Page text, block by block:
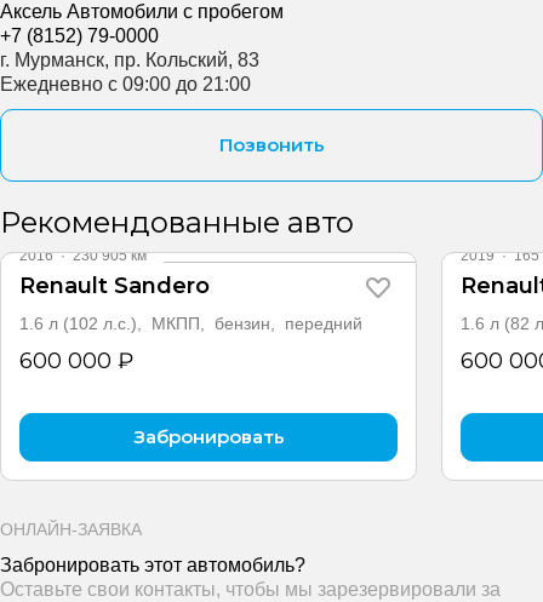
Аксель Автомобили с пробегом
+7 (8152) 79-0000
г. Мурманск, пр. Кольский, 83
Ежедневно с 09:00 до 21:00
Позвонить
Рекомендованные авто
2016·230 905 км
Renault Sandero
1.6 л (102 л.с.), МКПП, бензин, передний
600 000 ₽
Забронировать
2019·165
1.6 л (82
600
ОНЛАЙН-ЗАЯВКА
Забронировать этот автомобиль?
Оставьте свои контакты, чтобы мы зарезервировали за